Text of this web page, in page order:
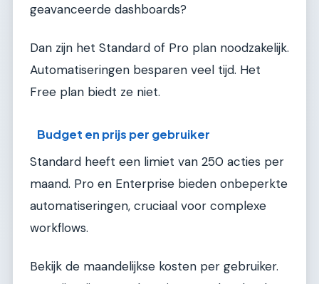
geavanceerde dashboards?
Dan zijn het Standard of Pro plan noodzakelijk.
Automatiseringen besparen veel tijd. Het
Free plan biedt ze niet.
Budget en prijs per gebruiker
Standard heeft een limiet van 250 acties per
maand. Pro en Enterprise bieden onbeperkte
automatiseringen, cruciaal voor complexe
workflows.
Bekijk de maandelijkse kosten per gebruiker.